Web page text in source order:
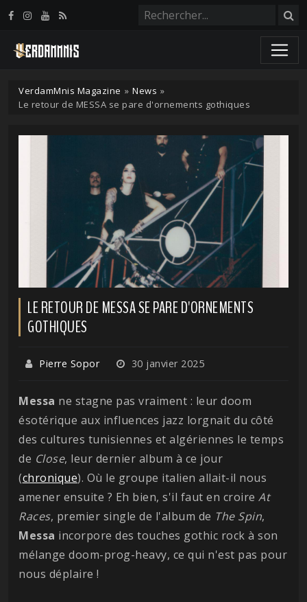
VerdamMnis Magazine » News »
Le retour de MESSA se pare d'ornements gothiques
LE RETOUR DE MESSA SE PARE D'ORNEMENTS
GOTHIQUES
Pierre Sopor 30 janvier 2025
Messa ne stagne pas vraiment : leur doom
ésotérique aux influences jazz lorgnait du côté
des cultures tunisiennes et algériennes le temps
de Close, leur dernier album à ce jour
(chronique). Où le groupe italien allait-il nous
amener ensuite ? Eh bien, s'il faut en croire At
Races, premier single de l'album de The Spin,
Messa incorpore des touches gothic rock à son
mélange doom-prog-heavy, ce qui n'est pas pour
nous déplaire !
Panneau de gestion des cookies